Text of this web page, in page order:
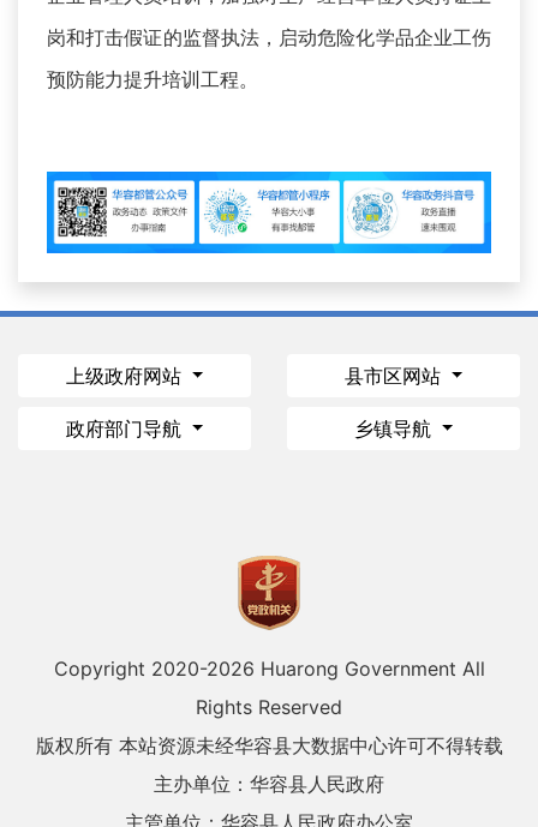
岗和打击假证的监督执法，启动危险化学品企业工伤
预防能力提升培训工程。
上级政府网站 县市区网站
政府部门导航 乡镇导航
Copyright 2020-2026 Huarong Government All
Rights Reserved
版权所有 本站资源未经华容县大数据中心许可不得转载
主办单位：华容县人民政府